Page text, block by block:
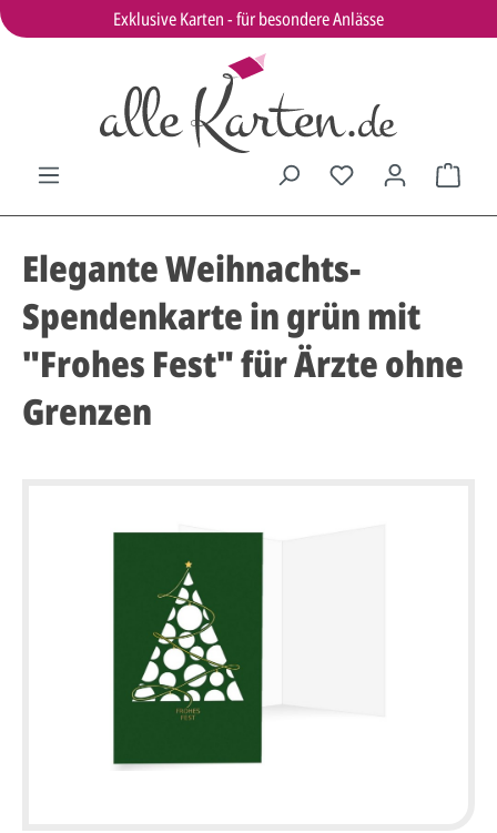
Exklusive Karten - für besondere Anlässe
Elegante Weihnachts-
Spendenkarte in grün mit
"Frohes Fest" für Ärzte ohne
Grenzen